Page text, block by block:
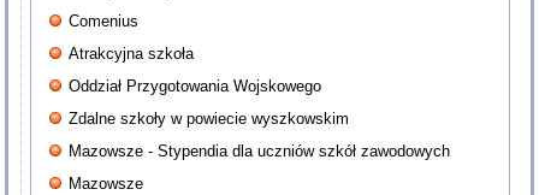
Comenius
Atrakcyjna szkoła
Oddział Przygotowania Wojskowego
Zdalne szkoły w powiecie wyszkowskim
Mazowsze - Stypendia dla uczniów szkół zawodowych
Mazowsze